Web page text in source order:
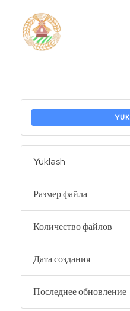
Yuklash
Размер файла
Количество файлов
Дата создания
Последнее обновление